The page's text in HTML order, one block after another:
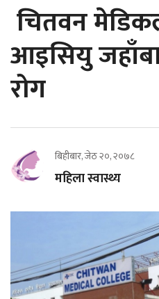
चितवन
आइसियु
रोग
बिहीबार, जेठ २०, २०७८
महिला स्वास्थ्य